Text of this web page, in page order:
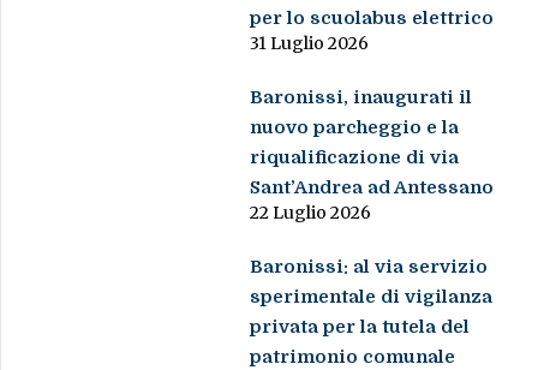
per lo scuolabus elettrico
31 Luglio 2026
Baronissi, inaugurati il
nuovo parcheggio e la
riqualificazione di via
Sant’Andrea ad Antessano
22 Luglio 2026
Baronissi: al via servizio
sperimentale di vigilanza
privata per la tutela del
patrimonio comunale